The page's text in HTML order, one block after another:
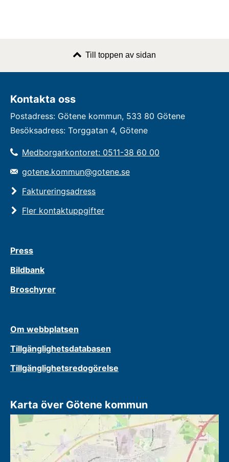
Till toppen av sidan
Kontakta oss
Postadress: Götene kommun, 533 80 Götene
Besöksadress: Torggatan 4, Götene
Medborgarkontoret: 0511-38 60 00
gotene.kommun@gotene.se
Faktureringsadress
Fler kontaktuppgifter
Press
Bildbank
Broschyrer
Om webbplatsen
Tillgänglighetsdatabasen
Tillgänglighetsredogörelse
Karta över Götene kommun